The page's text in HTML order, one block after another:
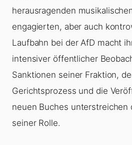
herausragenden
engagierten, aber auch
Laufbahn bei der AfD macht
intensiver öffentlicher
Sanktionen seiner Fraktion,
Gerichtsprozess und die
neuen Buches unterstreichen
seiner Rolle.